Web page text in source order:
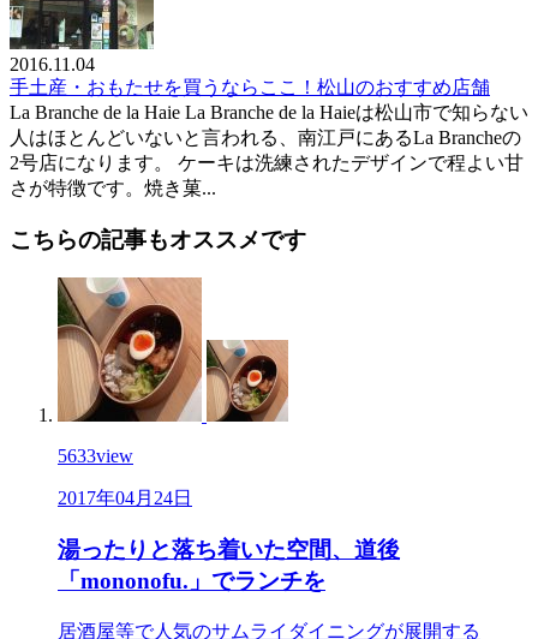
2016.11.04
手土産・おもたせを買うならここ！松山のおすすめ店舗
La Branche de la Haie La Branche de la Haieは松山市で知らない
人はほとんどいないと言われる、南江戸にあるLa Brancheの
2号店になります。 ケーキは洗練されたデザインで程よい甘
さが特徴です。焼き菓...
こちらの記事もオススメです
5633view
2017年04月24日
湯ったりと落ち着いた空間、道後
「mononofu.」でランチを
居酒屋等で人気のサムライダイニングが展開する